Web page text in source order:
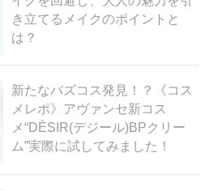
き立てるメイクのポイントと
は？
新たなバズコス発見！？《コス
メレポ》アヴァンセ新コス
メ“DÈSIR(デジール)BPクリー
ム”実際に試してみました！